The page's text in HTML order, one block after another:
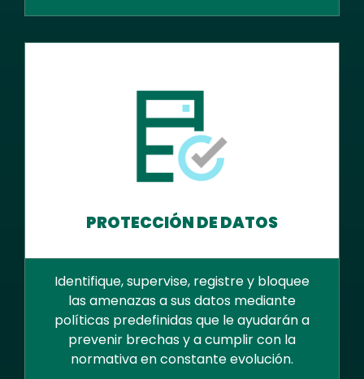
PROTECCIÓN DE DATOS
Identifique, supervise, registre y bloquee
las amenazas a sus datos mediante
políticas predefinidas que le ayudarán a
prevenir brechas y a cumplir con la
normativa en constante evolución.